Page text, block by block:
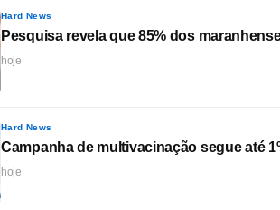
Hard News
Pesquisa revela que 85% dos
hoje
Hard News
Campanha de multivacinação segue até
hoje